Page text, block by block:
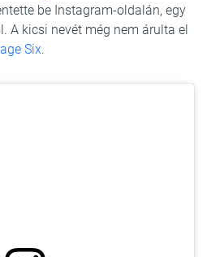
be Instagram-oldalán, egy
A kicsi nevét még nem árulta el
Six.